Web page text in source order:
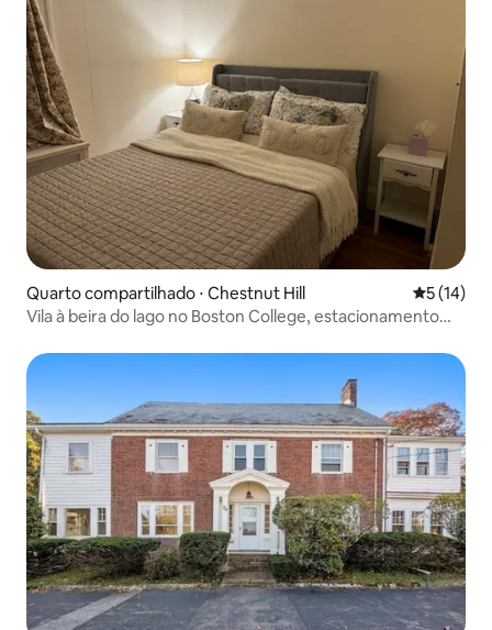
Quarto compartilhado ⋅ Chestnut Hill 5 de uma
5 (14)
Vila à beira do lago no Boston College, estacionamento